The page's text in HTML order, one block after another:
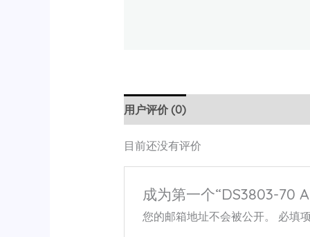
用户评价 (0)
目前还没有评价
成为第一个“DS3803-70
您的邮箱地址不会被公开。 必填